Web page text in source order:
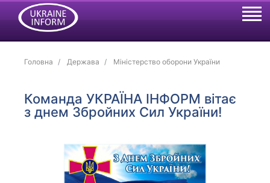
Головна Держава Міністерство оборони України
Команда УКРАЇНА ІНФОРМ вітає
з днем Збройних Сил України!